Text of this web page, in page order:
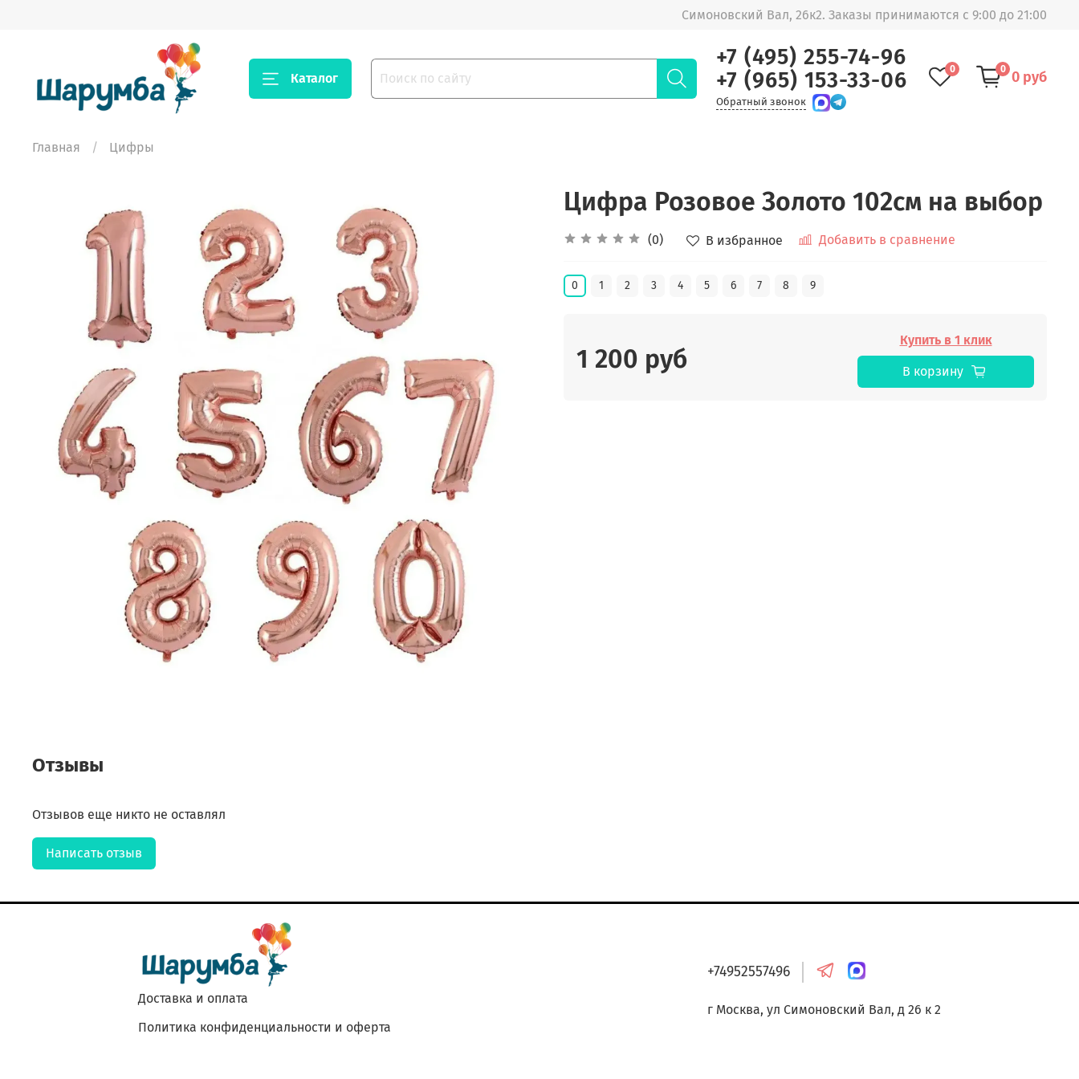
Симоновский Вал, 26к2. Заказы принимаются с 9:00 до 21:00
Каталог
+7 (495) 255-74-96
+7 (965) 153-33-06
Обратный звонок
0 0 0 руб
Главная Цифры
Цифра Розовое Золото 102см на выбор
(0) В избранное Добавить в сравнение
0 1 2 3 4 5 6 7 8 9
1 200 руб
Купить в 1 клик
В корзину
Отзывы
Отзывов еще никто не оставлял
Написать отзыв
Доставка и оплата
Политика конфиденциальности и оферта
+74952557496
г Москва, ул Симоновский Вал, д 26 к 2